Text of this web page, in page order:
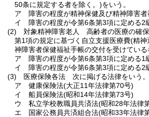
50条に規定する者を除く。)をいう。
ア
障害の程度が精神保健及び精神障害
イ
障害の程度が令第6条第3項に定める2
(2)
対象精神障害老人 高齢者の医療の確
第1項の規定に基づく自立支援医療費(精神
神障害者保健福祉手帳の交付を受けてい
ア
障害の程度が令第6条第3項に定める1
イ
障害の程度が令第6条第3項に定める2
(3)
医療保険各法 次に掲げる法律をいう。
ア
健康保険法(大正11年法律第70号)
イ
船員保険法(昭和14年法律第73号)
ウ
私立学校教職員共済法(昭和28年法律
エ
国家公務員共済組合法(昭和33年法律